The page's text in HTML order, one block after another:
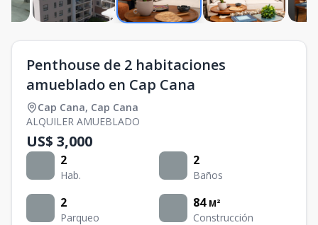
Penthouse de 2 habitaciones
amueblado en Cap Cana
Cap Cana, Cap Cana
ALQUILER AMUEBLADO
US$ 3,000
2
Hab.
2
Baños
2
Parqueo
84 M²
Construcción